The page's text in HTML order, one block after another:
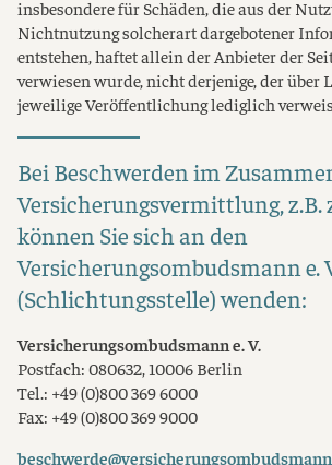
insbesondere für Schäden, die aus der
Nichtnutzung solcherart dargebotener
entstehen, haftet allein der Anbieter der
verwiesen wurde, nicht derjenige, der über
jeweilige Veröffentlichung lediglich
Bei Beschwerden im
Versicherungsvermittlung, z.B.
können Sie sich an den
Versicherungsombudsmann e.
(Schlichtungsstelle) wenden:
Versicherungsombudsmann e. V.
Postfach: 080632, 10006 Berlin
Tel.: +49 (0)800 369 6000
Fax: +49 (0)800 369 9000